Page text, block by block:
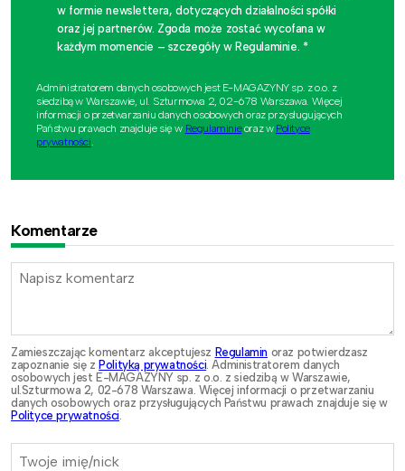
w formie newslettera, dotyczących działalności spółki
oraz jej partnerów. Zgoda może zostać wycofana w
każdym momencie – szczegóły w Regulaminie. *
Administratorem danych osobowych jest E-MAGAZYNY sp. z o.o. z
siedzibą w Warszawie, ul. Szturmowa 2, 02-678 Warszawa. Więcej
informacji o przetwarzaniu danych osobowych oraz przysługujących
Państwu prawach znajduje się w Regulaminieoraz w Polityce
prywatności.
Komentarze
Zamieszczając komentarz akceptujesz Regulamin oraz potwierdzasz
zapoznanie się z Polityką prywatności . Administratorem danych
osobowych jest E-MAGAZYNY sp. z o.o. z siedzibą w Warszawie,
ul.Szturmowa 2, 02-678 Warszawa. Więcej informacji o przetwarzaniu
danych osobowych oraz przysługujących Państwu prawach znajduje się w
Polityce prywatności